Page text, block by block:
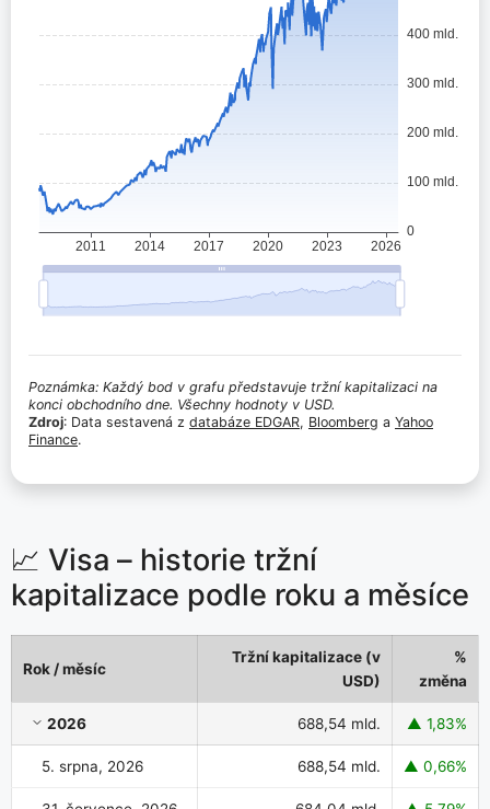
Poznámka: Každý bod v grafu představuje tržní kapitalizaci na
konci obchodního dne. Všechny hodnoty v USD.
Zdroj: Data sestavená z databáze EDGAR, Bloomberg a Yahoo
Finance.
📈 Visa – historie tržní
kapitalizace podle roku a měsíce
Rok / měsíc
Tržní kapitalizace (v
USD)
%
změna
2026 688,54 mld. ▲ 1,83%
5. srpna, 2026 688,54 mld. ▲ 0,66%